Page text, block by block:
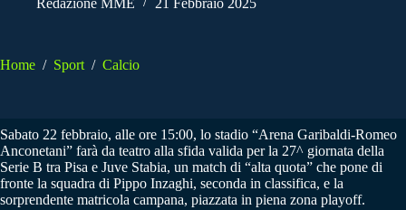
Redazione MME 21 Febbraio 2025
Home / Sport / Calcio
Sabato 22 febbraio, alle ore 15:00, lo stadio “Arena Garibaldi-Romeo
Anconetani” farà da teatro alla sfida valida per la 27^ giornata della
Serie B tra Pisa e Juve Stabia, un match di “alta quota” che pone di
fronte la squadra di Pippo Inzaghi, seconda in classifica, e la
sorprendente matricola campana, piazzata in piena zona playoff.